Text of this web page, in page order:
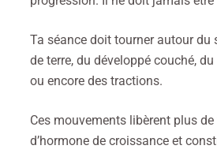
Ta séance doit tourner autour du
de terre, du développé couché,
ou encore des tractions.
Ces mouvements libèrent plus
d’hormone de croissance et